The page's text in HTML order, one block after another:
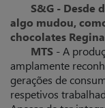
S&G - Desde
algo mudou,
chocolates
MTS - A
amplamente
gerações de
respetivos